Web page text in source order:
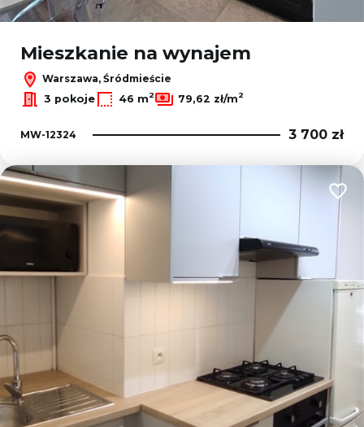
Mieszkanie na wynajem
Warszawa, Śródmieście
3 pokoje
46 m2 79,62 zł/m2
MW-12324 3 700 zł